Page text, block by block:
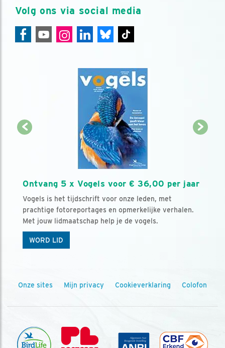
Volg ons via social media
Ontvang 5 x Vogels voor € 36,00 per jaar
Vogels is het tijdschrift voor onze leden, met
prachtige fotoreportages en opmerkelijke verhalen.
Met jouw lidmaatschap help je de vogels.
WORD LID
Onze sites Mijn privacy Cookieverklaring Colofon